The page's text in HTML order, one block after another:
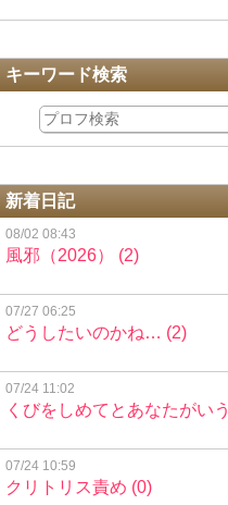
キーワード検索
新着日記
08/02 08:43
風邪（2026） (2)
07/27 06:25
どうしたいのかね… (2)
07/24 11:02
くびをしめてとあなたがいう
07/24 10:59
クリトリス責め (0)